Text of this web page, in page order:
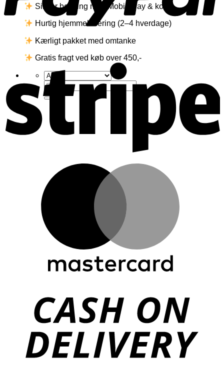
Sikker betaling med MobilePay & kort
Hurtig hjemmelevering (2–4 hverdage)
Kærligt pakket med omtanke
Gratis fragt ved køb over 450,-
Søg
efter: